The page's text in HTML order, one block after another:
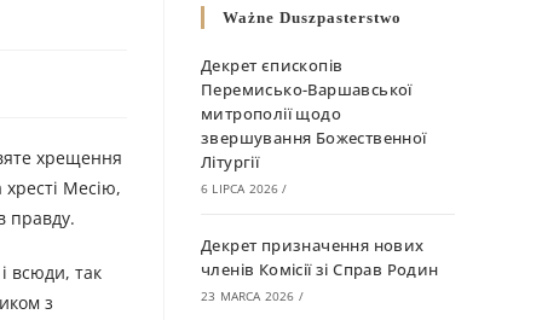
хрещення
Месію,
правду.
всюди, так
з
Ważne Duszpasterstwo
Декрет єпископів
Перемисько-Варшавської
митрополії щодо
звершування Божественної
Літургії
6 LIPCA 2026 /
Декрет призначення нових
членів Комісії зі Справ Родин
23 MARCA 2026 /